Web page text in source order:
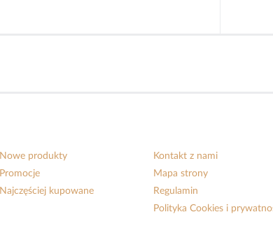
Nowe produkty
Promocje
Najczęściej kupowane
Kontakt z nami
Mapa strony
Regulamin
Polityka Cookies i